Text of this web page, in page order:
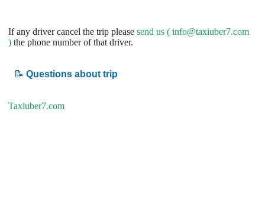
If any driver cancel the trip please send us ( info@taxiuber7.com
) the phone number of that driver.
📝 Questions about trip
Taxiuber7.com